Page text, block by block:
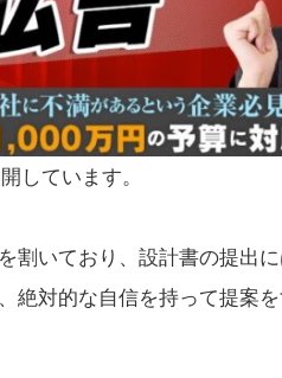
しています。
割いており、設計書の提出
絶対的な自信を持って提案